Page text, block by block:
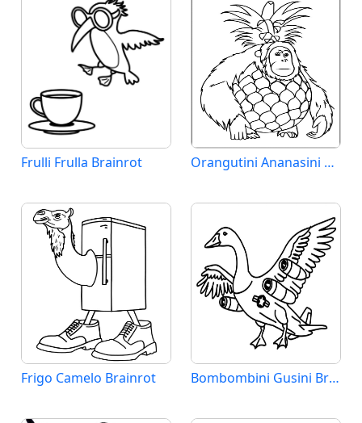
Frulli Frulla Brainrot Orangutini Ananasini Brainrot
Frigo Camelo Brainrot Bombombini Gusini Brainrot